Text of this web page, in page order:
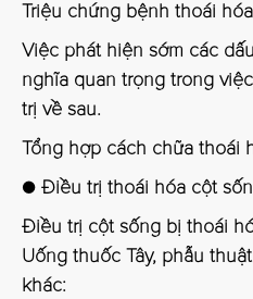
Triệu chứng bệnh thoái
Việc phát hiện sớm các
nghĩa quan trọng trong
trị về sau.
Tổng hợp cách chữa thoái
● Điều trị thoái hóa cột
Điều trị cột sống bị thoái
Uống thuốc Tây, phẫu
khác: